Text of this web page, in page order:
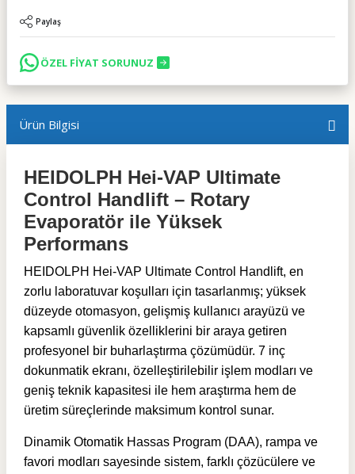
Paylaş
ÖZEL FİYAT SORUNUZ
Ürün Bilgisi
HEIDOLPH Hei-VAP Ultimate
Control Handlift – Rotary
Evaporatör ile Yüksek
Performans
HEIDOLPH Hei-VAP Ultimate Control Handlift, en
zorlu laboratuvar koşulları için tasarlanmış; yüksek
düzeyde otomasyon, gelişmiş kullanıcı arayüzü ve
kapsamlı güvenlik özelliklerini bir araya getiren
profesyonel bir buharlaştırma çözümüdür. 7 inç
dokunmatik ekranı, özelleştirilebilir işlem modları ve
geniş teknik kapasitesi ile hem araştırma hem de
üretim süreçlerinde maksimum kontrol sunar.
Dinamik Otomatik Hassas Program (DAA), rampa ve
favori modları sayesinde sistem, farklı çözücülere ve